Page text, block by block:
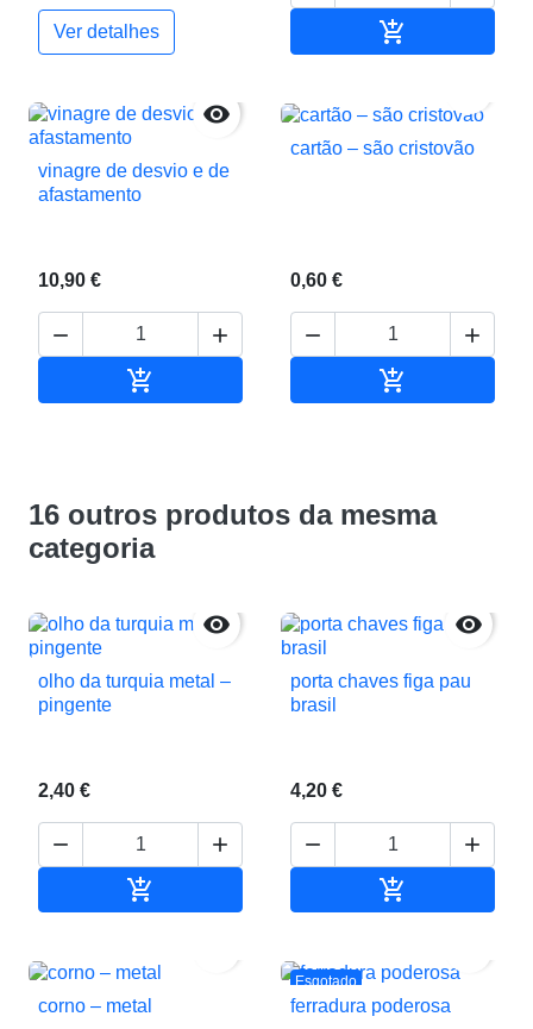
Ver detalhes 

vinagre de desvio e de
afastamento
10,90 €
 

cartão – são cristovão
0,60 €
 

16 outros produtos da mesma
categoria

olho da turquia metal –
pingente
2,40 €
 


porta chaves figa pau
brasil
4,20 €
 

corno – metal
Esgotado
ferradura poderosa